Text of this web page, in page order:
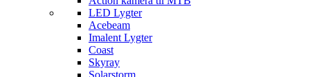
LED Lygter
Acebeam
Imalent Lygter
Coast
Skyray
Solarstorm